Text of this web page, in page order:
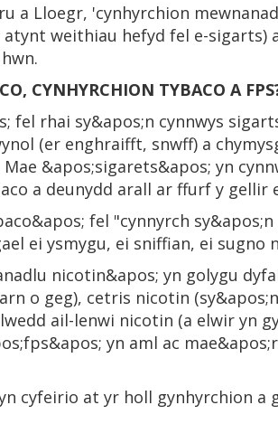
a Lloegr, 'cynhyrchion
weithiau hefyd fel e-sigarts)
CYNHYRCHION TYBACO A
fel rhai sy&apos;n cynnwys
(er enghraifft, snwff) a
&apos;sigarets&apos; yn
a deunydd arall ar ffurf y gellir
fel "cynnyrch
ei ysmygu, ei sniffian, ei sugno
nicotin&apos; yn golygu
o geg), cetris nicotin
ail-lenwi nicotin (a elwir yn
yn aml ac
cyfeirio at yr holl gynhyrchion